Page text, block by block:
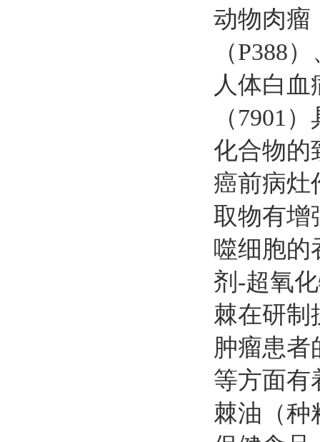
动物肉瘤
（P388
人体白
（7901 ）
化合物的
癌前病灶
取物有增
噬细胞的
剂 -超氧
棘在研制
肿瘤患者
等方面有
棘油（种